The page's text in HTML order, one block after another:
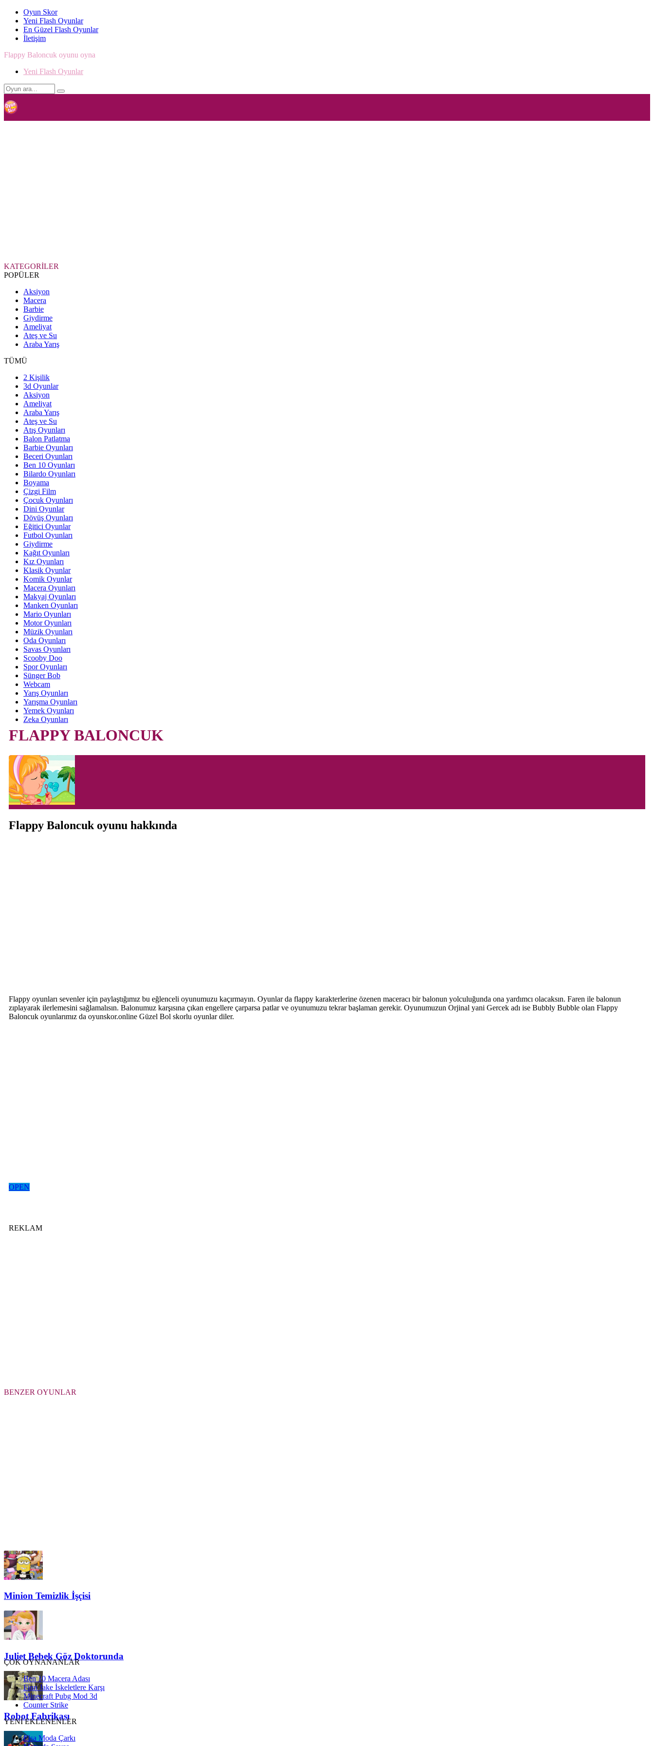
Oyun Skor
Yeni Flash Oyunlar
En Güzel Flash Oyunlar
İletişim
Flappy Baloncuk oyunu oyna
Yeni Flash Oyunlar
KATEGORİLER
POPÜLER
Aksiyon
Macera
Barbie
Giydirme
Ameliyat
Ateş ve Su
Araba Yarış
TÜMÜ
2 Kişilik
3d Oyunlar
Aksiyon
Ameliyat
Araba Yarış
Ateş ve Su
Atış Oyunları
Balon Patlatma
Barbie Oyunları
Beceri Oyunları
Ben 10 Oyunları
Bilardo Oyunları
Boyama
Çizgi Film
Çocuk Oyunları
Dini Oyunlar
Dövüş Oyunları
Eğitici Oyunlar
Futbol Oyunları
Giydirme
Kağıt Oyunları
Kız Oyunları
Klasik Oyunlar
Komik Oyunlar
Macera Oyunları
Makyaj Oyunları
Manken Oyunları
Mario Oyunları
Motor Oyunları
Müzik Oyunları
Oda Oyunları
Savas Oyunları
Scooby Doo
Spor Oyunları
Sünger Bob
Webcam
Yarış Oyunları
Yarışma Oyunları
Yemek Oyunları
Zeka Oyunları
FLAPPY BALONCUK
Flappy Baloncuk oyunu hakkında
Flappy oyunları sevenler için paylaştığımız bu eğlenceli oyunumuzu kaçırmayın. Oyunlar da flappy karakterlerine özenen maceracı bir balonun yolculuğunda ona yardımcı olacaksın. Faren ile balonun
zıplayarak ilerlemesini sağlamalısın. Balonumuz karşısına çıkan engellere çarparsa patlar ve oyunumuzu tekrar başlaman gerekir. Oyunumuzun Orjinal yani Gercek adı ise Bubbly Bubble olan Flappy
Baloncuk oyunlarımız da oyunskor.online Güzel Bol skorlu oyunlar diler.
OPEN
REKLAM
BENZER OYUNLAR
Minion Temizlik İşçisi
Juliet Bebek Göz Doktorunda
Robot Fabrikası
ÇOK OYNANANLAR
Ben 10 Macera Adası
Finn Jake İskeletlere Karşı
Minecraft Pubg Mod 3d
Counter Strike
YENİ EKLENENLER
Elsa Moda Çarkı